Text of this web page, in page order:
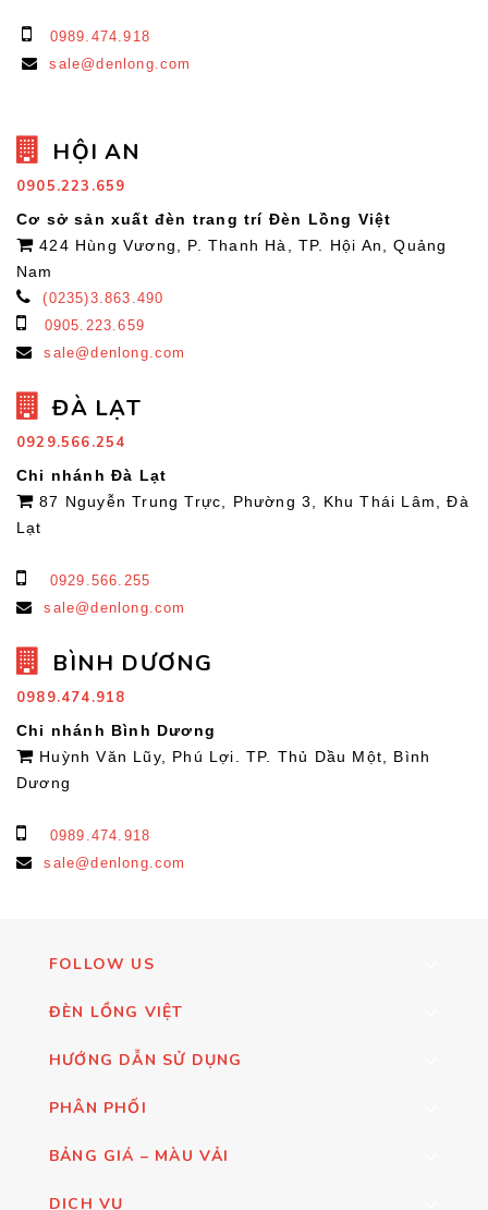
0989.474.918
sale@denlong.com
HỘI AN
0905.223.659
Cơ sở sản xuất đèn trang trí Đèn Lồng Việt
424 Hùng Vương, P. Thanh Hà, TP. Hội An, Quảng
Nam
(0235)3.863.490
0905.223.659
sale@denlong.com
ĐÀ LẠT
0929.566.254
Chi nhánh Đà Lạt
87 Nguyễn Trung Trực, Phường 3, Khu Thái Lâm, Đà
Lạt
0929.566.255
sale@denlong.com
BÌNH DƯƠNG
0989.474.918
Chi nhánh Bình Dương
Huỳnh Văn Lũy, Phú Lợi. TP. Thủ Dầu Một, Bình
Dương
0989.474.918
sale@denlong.com
FOLLOW US
ĐÈN LỒNG VIỆT
HƯỚNG DẪN SỬ DỤNG
PHÂN PHỐI
BẢNG GIÁ – MÀU VẢI
DỊCH VỤ